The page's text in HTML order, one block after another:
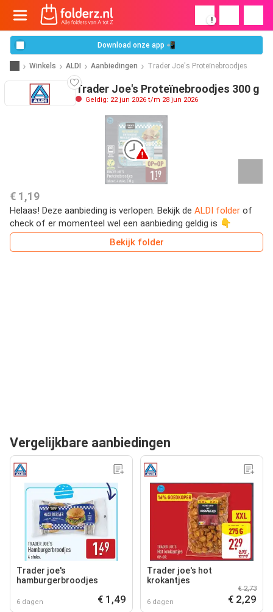
!
Download onze app 📲
Winkels ALDI Aanbiedingen Trader Joe's Proteïnebroodjes
Trader Joe's Proteïnebroodjes 300 g
Geldig: 22 jun 2026 t/m 28 jun 2026
€ 1,19
Helaas! Deze aanbieding is verlopen. Bekijk de ALDI folder of
check of er momenteel wel een aanbieding geldig is 👇
Bekijk folder
Vergelijkbare aanbiedingen
Trader joe's
hamburgerbroodjes
6 dagen € 1,49
Trader joe's hot
krokantjes
6 dagen
€ 2,73
€ 2,29